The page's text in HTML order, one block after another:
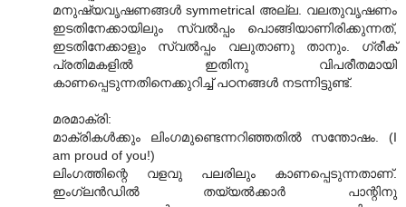
മനുഷ്യവൃഷണങ്ങള്‍ symmetrical അല്ല. വലതുവൃഷണം
ഇടതിനേക്കായിലും സ്വല്‍പ്പം പൊങ്ങിയാണിരിക്കുന്നത്,
ഇടതിനേക്കാളും സ്വല്‍പ്പം വലുതാണു താനും. ഗ്രീക്
പ്രതിമകളില്‍ ഇതിനു വിപരീതമായി
കാണപ്പെടുന്നതിനെക്കുറിച്ച് പഠനങ്ങള്‍ നടന്നിട്ടുണ്ട്.
മരമാക്രി:
മാക്രികള്‍ക്കും ലിംഗമുണ്ടെന്നറിഞ്ഞതില്‍ സന്തോഷം. (I
am proud of you!)
ലിംഗത്തിന്റെ വളവു പലരിലും കാണപ്പെടുന്നതാണ്.
ഇംഗ്ലന്‍ഡില്‍ തയ്യല്‍ക്കാര്‍ പാന്റിനു